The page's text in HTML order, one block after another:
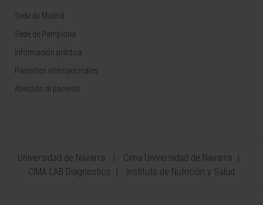
Sede de Madrid
Sede de Pamplona
Información práctica
Pacientes internacionales
Atención al paciente
Universidad de Navarra
Cima Universidad de Navarra
CIMA LAB Diagnostics
Instituto de Nutrición y Salud